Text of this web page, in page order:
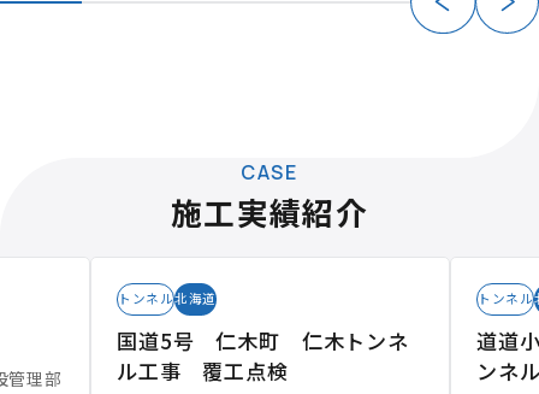
CASE
施工実績紹介
管理部
トンネル北海道
国道5号 仁木町 仁木トンネ
ル工事 覆工点検
トンネル
道道
ンネ